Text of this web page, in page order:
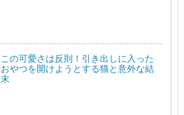
この可愛さは反則！引き出しに入った
おやつを開けようとする猫と意外な結
末